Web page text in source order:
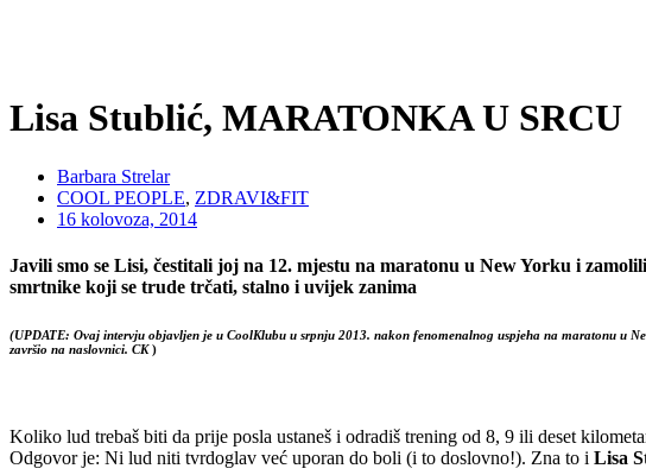
Lisa Stublić, MARATONKA U SRCU
Barbara Strelar
COOL PEOPLE, ZDRAVI&FIT
16 kolovoza, 2014
Javili smo se Lisi, čestitali joj na 12. mjestu na maratonu u New Yorku i
smrtnike koji se trude trčati, stalno i uvijek zanima
(UPDATE: Ovaj intervju objavljen je u CoolKlubu u srpnju 2013. nakon fenomenalnog uspjeha na maratonu u
završio na naslovnici. CK)
Koliko lud trebaš biti da prije posla ustaneš i odradiš trening od 8, 9 ili deset
Odgovor je: Ni lud niti tvrdoglav već uporan do boli (i to doslovno!). Zna to i Lisa